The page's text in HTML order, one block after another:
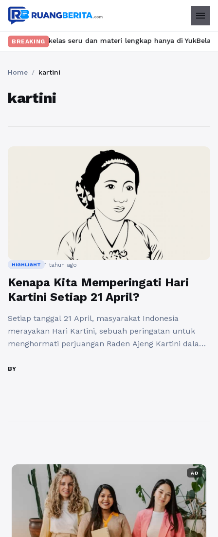
menu
BREAKING
kelas seru dan materi lengkap hanya di
Home / kartini
kartini
HIGHLIGHT 1 tahun ago
Kenapa Kita Memperingati Hari
Kartini Setiap 21 April?
Setiap tanggal 21 April, masyarakat Indonesia
merayakan Hari Kartini, sebuah peringatan untuk
menghormati perjuangan Raden Ajeng Kartini dalam
pendidikan. Hari Kartini bukan hanya sekadar sebuah
BY
AD